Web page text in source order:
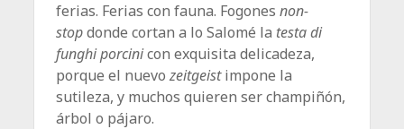
ferias. Ferias con fauna. Fogones non-
stopdonde cortan a lo Salomé la testa di
funghi porcinicon exquisita delicadeza,
porque el nuevo zeitgeistimpone la
sutileza, y muchos quieren ser champiñón,
árbol o pájaro.